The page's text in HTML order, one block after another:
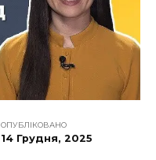
ОПУБЛІКОВАНО
14 Грудня, 2025